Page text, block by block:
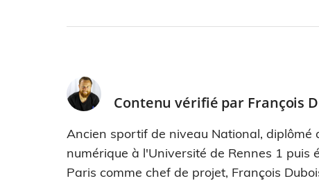
Contenu vérifié par François
Ancien sportif de niveau National,
numérique à l'Université de Rennes 1 puis
Paris comme chef de projet, François